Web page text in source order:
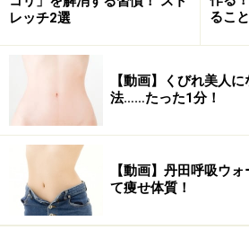
あれ？ もしかしてゆがん
ここで、あなたの骨盤のゆがみを
う。誰でもカンタンにできるので
きにやってみてくださいね！
1.両脚をそろえてまっすぐ立ち、
脚立ちをし、そのまま10秒静止。
でもどちらでもＯＫ！）
レッチ2選
ること
【動画】くびれ美人
法……たった1分！
【動画】丹田呼吸ウ
て痩せ体質！